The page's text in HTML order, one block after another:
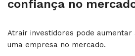
confiança no
Atrair investidores pode aumentar
uma empresa no mercado.